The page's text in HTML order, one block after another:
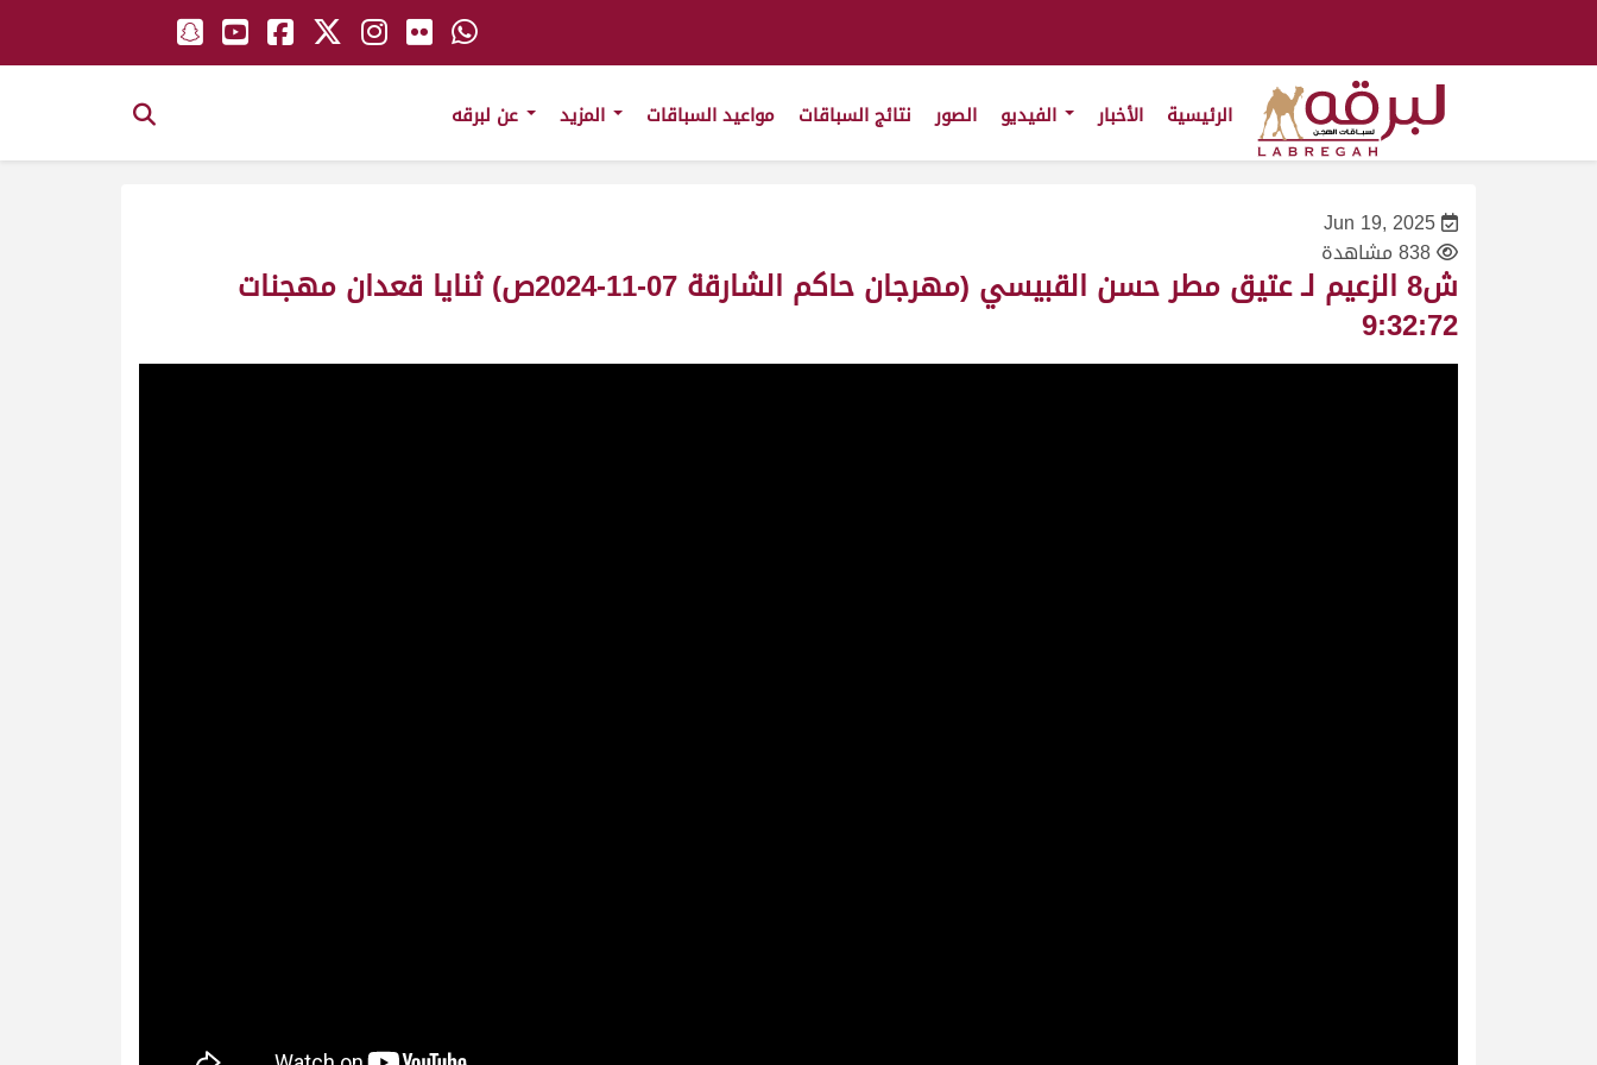
الرئيسية الأخبار الصور نتائج السباقات مواعيد السباقات
Jun 19, 2025
838 مشاهدة
ش8 الزعيم لـ عتيق مطر حسن القبيسي (مهرجان حاكم الشارقة 07-11-2024ص) ثنايا قعدان مهجنات
9:32:72